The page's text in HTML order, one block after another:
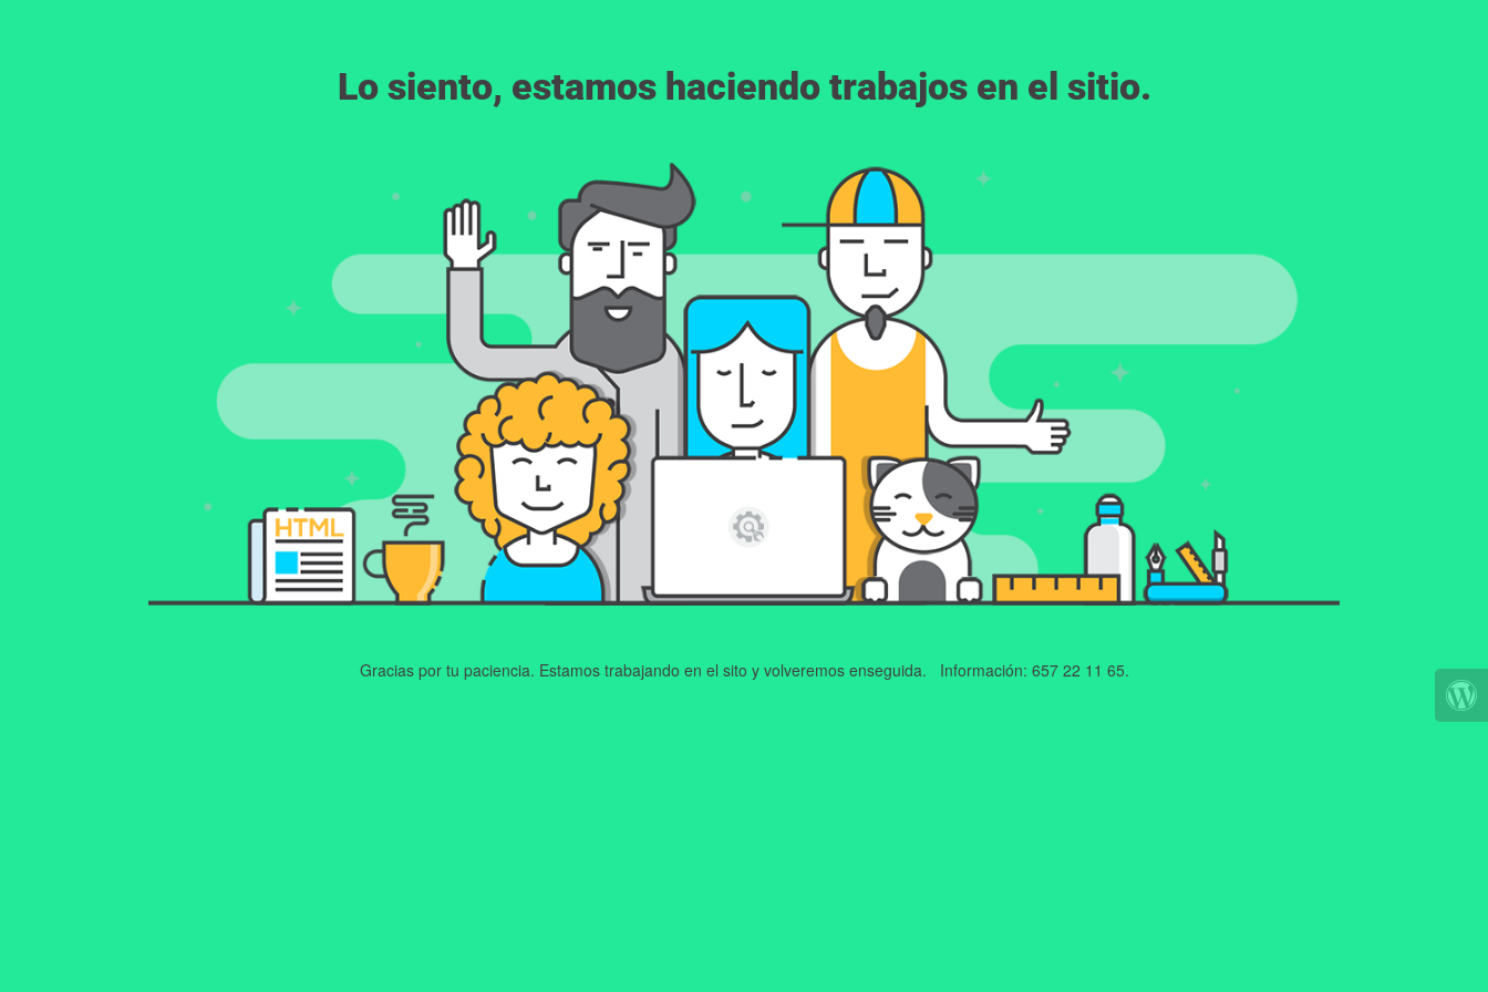
Lo siento, estamos haciendo trabajos en el sitio.
Gracias por tu paciencia. Estamos trabajando en el sito y volveremos enseguida. Información: 657 22 11 65.